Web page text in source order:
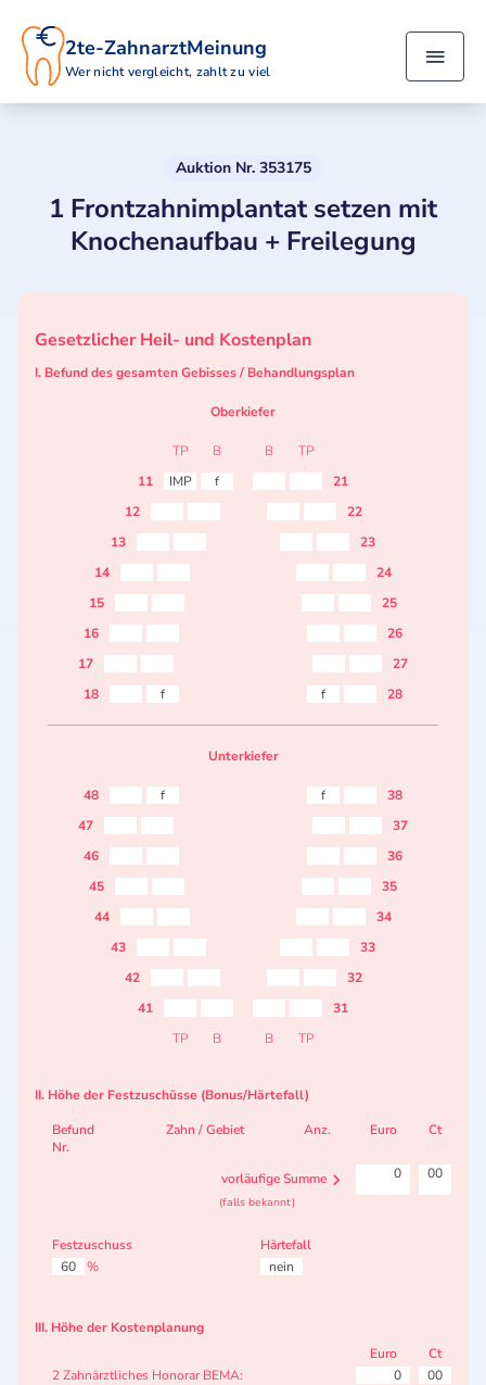
2te-ZahnarztMeinung
Wer nicht vergleicht, zahlt zu viel
Auktion Nr. 353175
1 Frontzahnimplantat setzen mit
Knochenaufbau + Freilegung
Gesetzlicher Heil- und Kostenplan
I. Befund des gesamten Gebisses / Behandlungsplan
Oberkiefer
TP B B
TP
11
IMP f
21
12
22
13
23
14
24
15
25
16
26
17
27
18
f f 28
Unterkiefer
48 f f
38
47
37
46
36
45
35
44
34
43
33
42
32
41
31
TP
B B TP
II. Höhe der Festzuschüsse (Bonus/Härtefall)
Befund
Nr.
Zahn / Gebiet Anz. Euro Ct
vorläufige Summe 0 00
(falls bekannt)
Festzuschuss
60
%
Härtefall
nein
III. Höhe der Kostenplanung
Euro
Ct
2 Zahnärztliches Honorar BEMA:
0
00